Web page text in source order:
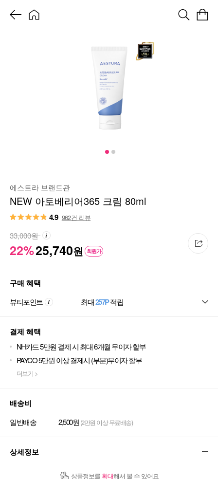
에스트라 브랜드관
NEW 아토베리어365 크림 80ml
4.9 962건 리뷰
22%25,740원 회원가
33,000원
구매 혜택
뷰티포인트 최대257P적립
결제 혜택
NH카드 5만원 결제 시 최대 6개월 무이자 할부
PAYCO 5만원 이상 결제시 (부분)무이자 할부
더보기 >
배송비
일반배송 2,500원 (2만원 이상 무료배송)
상세정보
상품정보를 확대해서 볼 수 있어요